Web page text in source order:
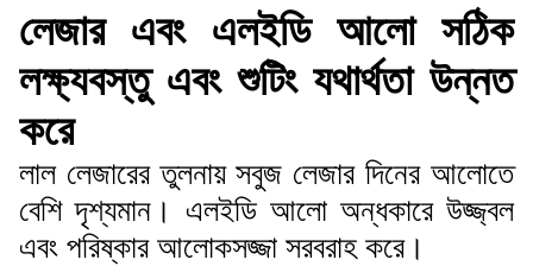
লেজার এবং এলইডি আলো সঠিক
লক্ষ্যবস্তু এবং শুটিং যথার্থতা উন্নত
করে
লাল লেজারের তুলনায় সবুজ লেজার দিনের আলোতে
বেশি দৃশ্যমান। এলইডি আলো অন্ধকারে উজ্জ্বল
এবং পরিষ্কার আলোকসজ্জা সরবরাহ করে।